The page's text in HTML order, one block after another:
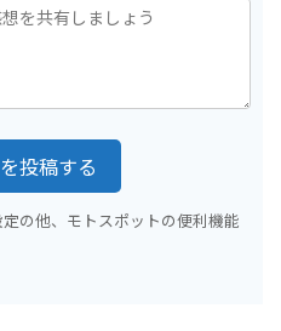
投稿する
の他、モトスポットの便利機能